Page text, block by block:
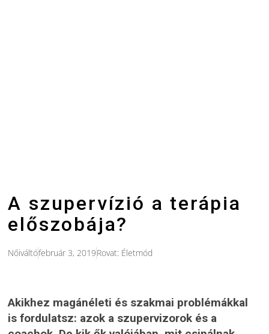
A szupervízió a terápia
előszobája?
Nőiváltófebruár 3, 2019Rovat: Életmód
Akikhez magánéleti és szakmai problémákkal
is fordulatsz: azok a szupervizorok és a